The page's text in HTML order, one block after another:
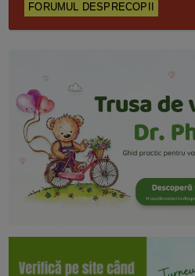
FORUMUL DESPRECOPII